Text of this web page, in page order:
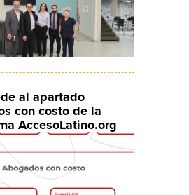
al apartado
con costo de la
AccesoLatino.org